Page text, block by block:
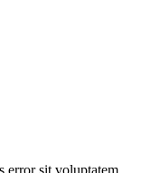
error sit voluptatem